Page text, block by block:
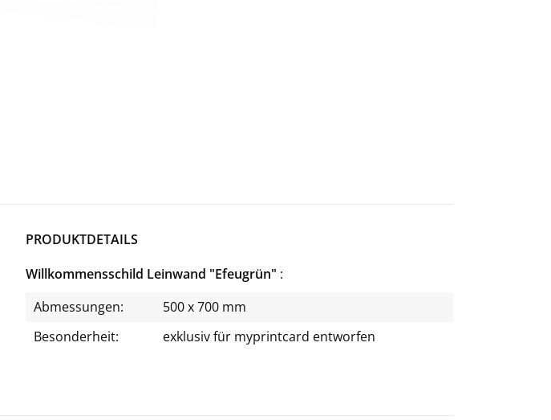
PRODUKTDETAILS
Willkommensschild Leinwand "Efeugrün"
Abmessungen:
500 x 700 mm
Besonderheit:
exklusiv für myprintcard entworfen